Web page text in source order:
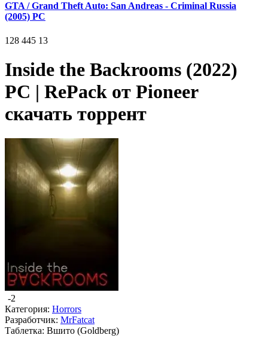
GTA / Grand Theft Auto: San Andreas - Criminal Russia
(2005) PC
128 445 13
Inside the Backrooms (2022)
PC | RePack от Pioneer
скачать торрент
-2
Категория: Horrors
Разработчик: MrFatcat
Таблетка: Вшито (Goldberg)